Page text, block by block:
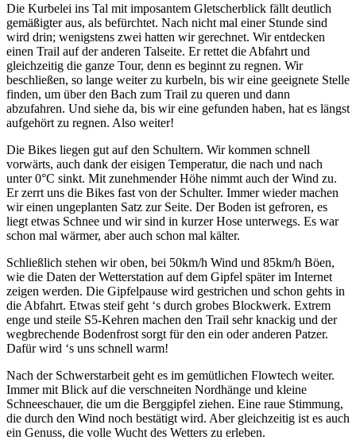
Die Kurbelei ins Tal mit imposantem Gletscherblick fällt deutlich
gemäßigter aus, als befürchtet. Nach nicht mal einer Stunde sind
wird drin; wenigstens zwei hatten wir gerechnet. Wir entdecken
einen Trail auf der anderen Talseite. Er rettet die Abfahrt und
gleichzeitig die ganze Tour, denn es beginnt zu regnen. Wir
beschließen, so lange weiter zu kurbeln, bis wir eine geeignete Stelle
finden, um über den Bach zum Trail zu queren und dann
abzufahren. Und siehe da, bis wir eine gefunden haben, hat es längst
aufgehört zu regnen. Also weiter!
Die Bikes liegen gut auf den Schultern. Wir kommen schnell
vorwärts, auch dank der eisigen Temperatur, die nach und nach
unter 0°C sinkt. Mit zunehmender Höhe nimmt auch der Wind zu.
Er zerrt uns die Bikes fast von der Schulter. Immer wieder machen
wir einen ungeplanten Satz zur Seite. Der Boden ist gefroren, es
liegt etwas Schnee und wir sind in kurzer Hose unterwegs. Es war
schon mal wärmer, aber auch schon mal kälter.
Schließlich stehen wir oben, bei 50km/h Wind und 85km/h Böen,
wie die Daten der Wetterstation auf dem Gipfel später im Internet
zeigen werden. Die Gipfelpause wird gestrichen und schon gehts in
die Abfahrt. Etwas steif geht ‘s durch grobes Blockwerk. Extrem
enge und steile S5-Kehren machen den Trail sehr knackig und der
wegbrechende Bodenfrost sorgt für den ein oder anderen Patzer.
Dafür wird ‘s uns schnell warm!
Nach der Schwerstarbeit geht es im gemütlichen Flowtech weiter.
Immer mit Blick auf die verschneiten Nordhänge und kleine
Schneeschauer, die um die Berggipfel ziehen. Eine raue Stimmung,
die durch den Wind noch bestätigt wird. Aber gleichzeitig ist es auch
ein Genuss, die volle Wucht des Wetters zu erleben.